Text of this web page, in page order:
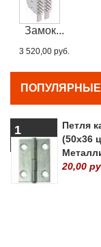
Замок...
3 520,00 руб.
1
Петля
(50х36
20,00